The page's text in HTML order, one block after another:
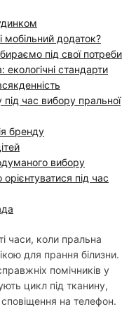
мобільний додаток?
під свої потреби
стандарти
час вибору пральної
бренду
вибору
під час
часи, коли пральна
для прання білизни.
помічників у
цикл під тканину,
на телефон.